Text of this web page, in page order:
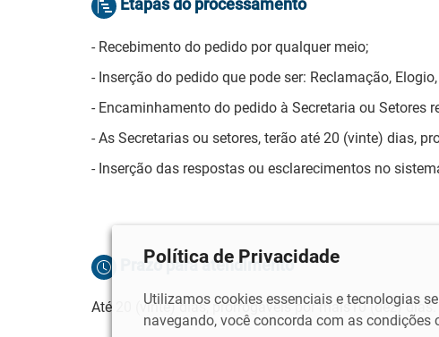
Etapas do processamento
- Recebimento do pedido por qualquer meio;
- Inserção do pedido que pode ser: Reclamação,
- Encaminhamento do pedido à Secretaria ou Setores
- As Secretarias ou setores, terão até 20 (vinte) dias,
- Inserção das respostas ou esclarecimentos no
Prazo para atendimento
Até 20 (vinte) dias, prorrogáveis por mais10 (dez)
Política de Privacidade
Utilizamos cookies essenciais e tecnologias
navegando, você concorda com as condições